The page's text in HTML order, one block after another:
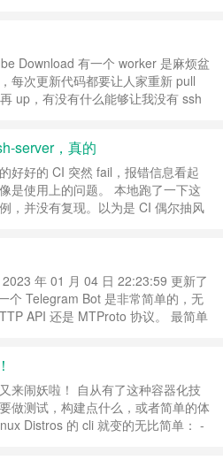
技术原理并不复杂，就是一个 CFe
接器 + 微软定制 CH SN530。 但是
继续阅读 »
Download 有一个 worker 是麻烦盆
每次更新代码都要让人家重新 pull
up，有没有什么能够让我没有 ssh
太危险而且太麻烦 既然大部分情况
代码，不会有太大的变更，那么似乎
把代…… 继续阅读 »
server，真的
好好的 CI 突然 fail，报错信息看起
是使用上的问题。 本地跑了一下这
，并没有复现。以为是 CI 偶尔抽风
么关系啊？明明都能用的啊。让写
同事帮忙看了下，发现他也能跑过。
整套 CI 是跑在 concou……继续阅读
年 01 月 04 日 22:23:59 更新了
个 Telegram Bot 是非常简单的，无
API 还是 MTProto 协议。 最简单
来闹妖啦！ 自从有了这种容器化技
做测试，构建点什么，或者简单的体
Distros 的 cli 就变的无比简单： -